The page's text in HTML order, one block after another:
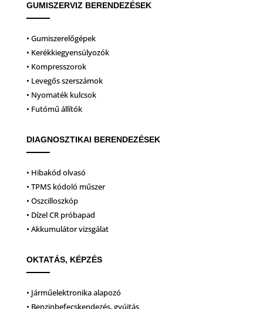
GUMISZERVIZ BERENDEZÉSEK
• Gumiszerelőgépek
• Kerékkiegyensúlyozók
• Kompresszorok
• Levegős szerszámok
• Nyomaték kulcsok
• Futómű állítók
DIAGNOSZTIKAI BERENDEZÉSEK
• Hibakód olvasó
• TPMS kódoló műszer
• Oszcilloszkóp
• Dízel CR próbapad
• Akkumulátor vizsgálat
OKTATÁS, KÉPZÉS
• Járműelektronika alapozó
• Benzinbefecskendezés, gyújtás